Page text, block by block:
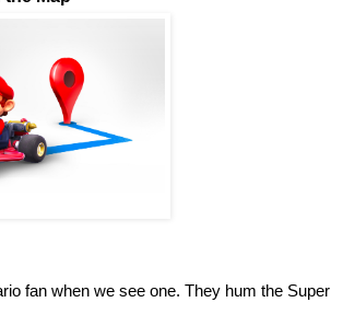
fan when we see one. They hum the Super